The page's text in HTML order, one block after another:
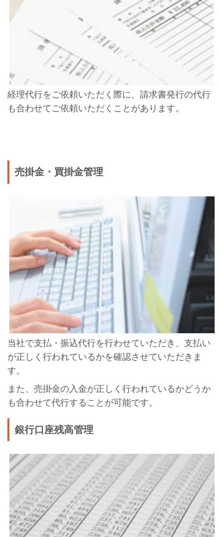
経理代行をご依頼いただく際に、請求書発行の代行
も合わせてご依頼いただくことがあります。
売掛金・買掛金管理
当社で支払・振込代行を行わせていただき、支払い
が正しく行われているかを確認させていただきま
す。
また、売掛金の入金が正しく行われているかどうか
も合わせて代行することが可能です。
銀行口座残高管理